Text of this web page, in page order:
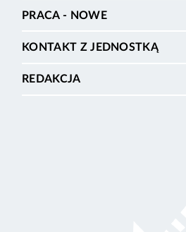
PRACA - NOWE
KONTAKT Z JEDNOSTKĄ
REDAKCJA